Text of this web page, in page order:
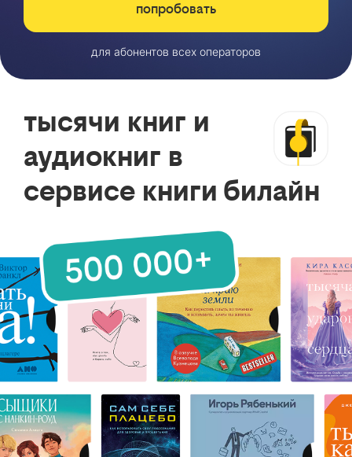
попробовать
для абонентов всех операторов
тысячи книг и
аудиокниг в
сервисе книги билайн